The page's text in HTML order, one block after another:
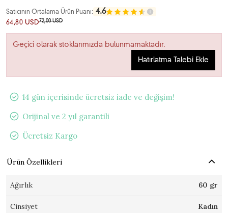
Satıcının Ortalama Ürün Puanı: 4.6
64,80 USD72,00 USD
Geçici olarak stoklarımızda bulunmamaktadır.
Hatırlatma Talebi Ekle
14 gün içerisinde ücretsiz iade ve değişim!
Orijinal ve 2 yıl garantili
Ücretsiz Kargo
Ürün Özellikleri
Ağırlık 60 gr
Cinsiyet Kadın